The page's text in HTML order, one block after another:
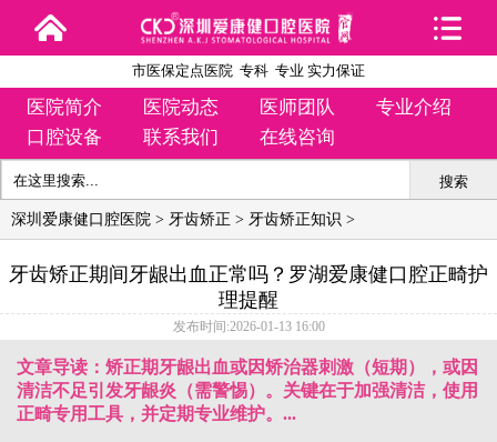
市医保定点医院 专科 专业 实力保证
医院简介 医院动态 医师团队
专业介绍
口腔设备
联系我们 在线咨询
搜索
深圳爱康健口腔医院 > 牙齿矫正 > 牙齿矫正知识 >
牙齿矫正期间牙龈出血正常吗？罗湖爱康健口腔正畸护
理提醒
发布时间:2026-01-13 16:00
文章导读：矫正期牙龈出血或因矫治器刺激（短期），或因
清洁不足引发牙龈炎（需警惕）。关键在于加强清洁，使用
正畸专用工具，并定期专业维护。...